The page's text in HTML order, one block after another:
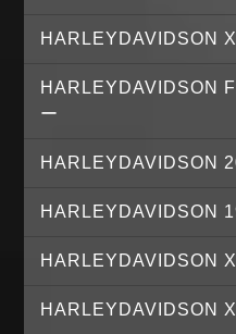
HARLEYDAVIDSON
HARLEYDAVIDSON
ー
HARLEYDAVIDSON
HARLEYDAVIDSON
HARLEYDAVIDSON
HARLEYDAVIDSON